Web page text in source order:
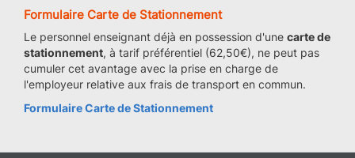
Formulaire Carte de Stationnement
Le personnel enseignant déjà en possession d'une carte de
stationnement, à tarif préférentiel (62,50€), ne peut pas
cumuler cet avantage avec la prise en charge de
l'employeur relative aux frais de transport en commun.
Formulaire Carte de Stationnement